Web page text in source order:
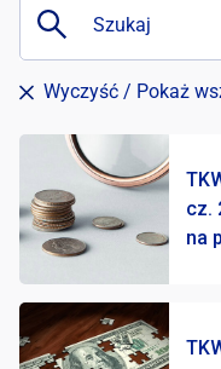
Wyczyść / Pokaż
Inne
cz.
na